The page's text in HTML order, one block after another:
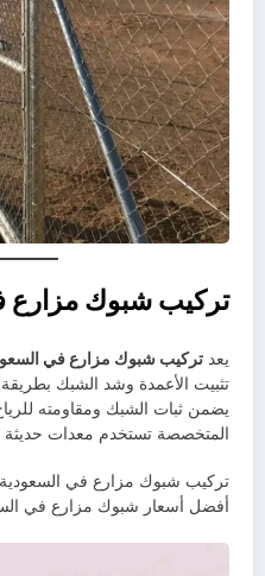
تركيب شبوك مزارع
يعد تركيب شبوك مزارع في
تثبيت الأعمدة وشد الشبك
يضمن ثبات الشبك ومقاومته
المتخصصة تستخدم معدات حديثة
تركيب شبوك مزارع في
أفضل أسعار شبوك مزارع في